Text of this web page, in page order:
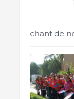
chant de